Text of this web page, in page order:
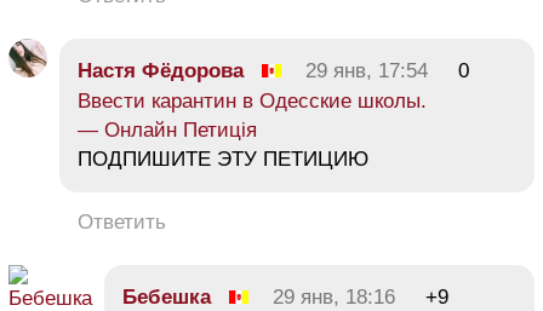
Настя Фёдорова 29 янв, 17:54
0
Ввести карантин в Одесские школы.
— Онлайн Петиція
ПОДПИШИТЕ ЭТУ ПЕТИЦИЮ
Ответить
Бебешка 29 янв, 18:16
+9